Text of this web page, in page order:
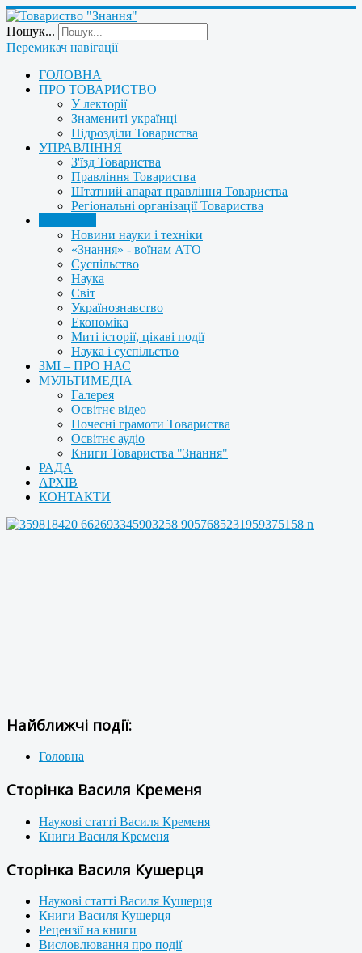
Пошук...
Перемикач навігації
ГОЛОВНА
ПРО ТОВАРИСТВО
У лекторії
Знамениті українці
Підрозділи Товариства
УПРАВЛІННЯ
З'їзд Товариства
Правління Товариства
Штатний апарат правління Товариства
Регіональні організації Товариства
Новини науки і техніки
«Знання» - воїнам АТО
Суспільство
Наука
Світ
Українознавство
Економіка
Миті історії, цікаві події
Наука і суспільство
ЗМІ – ПРО НАС
МУЛЬТИМЕДІА
Галерея
Освітнє відео
Почесні грамоти Товариства
Освітнє аудіо
Книги Товариства "Знання"
РАДА
АРХІВ
КОНТАКТИ
Найближчі події:
Головна
Сторінка Василя Кременя
Наукові статті Василя Кременя
Книги Василя Кременя
Сторінка Василя Кушерця
Наукові статті Василя Кушерця
Книги Василя Кушерця
Рецензії на книги
Висловлювання про події